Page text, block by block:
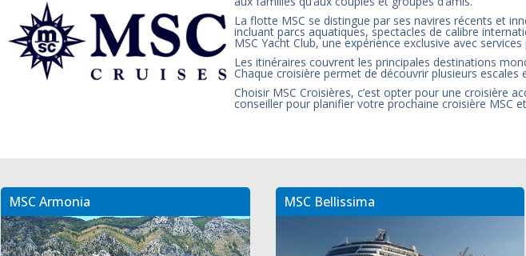
La flotte MSC se distingue par ses navires récents et
incluant parcs aquatiques, spectacles de calibre
MSC Yacht Club, une expérience exclusive avec
Les itinéraires couvrent les principales destinations
Chaque croisière permet de découvrir plusieurs
Choisir MSC Croisières, c’est opter pour une croisière
conseiller pour planifier votre prochaine croisière MSC
MSC Armonia MSC Bellissima